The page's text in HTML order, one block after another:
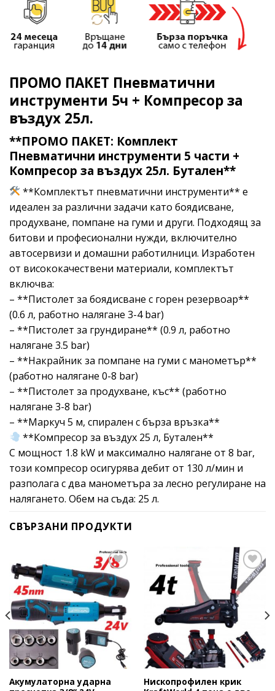
ПРОМО ПАКЕТ Пневматични
инструменти 5ч + Компресор за
въздух 25л.
**ПРОМО ПАКЕТ: Комплект
Пневматични инструменти 5 части +
Компресор за въздух 25л. Бутален**
**Комплектът пневматични инструменти** е
идеален за различни задачи като боядисване,
продухване, помпане на гуми и други. Подходящ за
битови и професионални нужди, включително
автосервизи и домашни работилници. Изработен
от висококачествени материали, комплектът
включва:
– **Пистолет за боядисване с горен резервоар**
(0.6 л, работно налягане 3-4 bar)
– **Пистолет за грундиране** (0.9 л, работно
налягане 3.5 bar)
– **Накрайник за помпане на гуми с манометър**
(работно налягане 0-8 bar)
– **Пистолет за продухване, къс** (работно
налягане 3-8 bar)
– **Маркуч 5 м, спирален с бърза връзка**
**Компресор за въздух 25 л, Бутален**
С мощност 1.8 kW и максимално налягане от 8 bar,
този компресор осигурява дебит от 130 л/мин и
разполага с два манометъра за лесно регулиране на
налягането. Обем на съда: 25 л.
СВЪРЗАНИ ПРОДУКТИ
Add to
wishlist
Акумулаторна ударна
Add to
wishlist
Нископрофилен крик